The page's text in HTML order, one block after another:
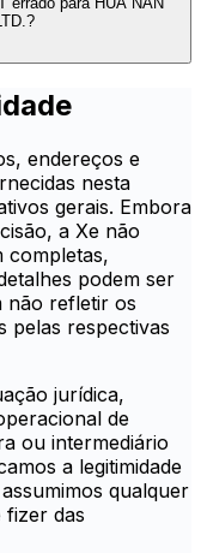
endereços e
nesta
gerais. Embora
a Xe não
completas,
podem ser
não refletir os
pelas respectivas
jurídica,
de
ou intermediário
a legitimidade
qualquer
fizer das